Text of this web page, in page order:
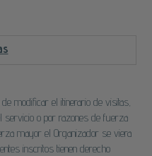
modificar el itinerario de visitas,
servicio o por razones de fuerza
mayor el Organizador se viera
inscritos tienen derecho